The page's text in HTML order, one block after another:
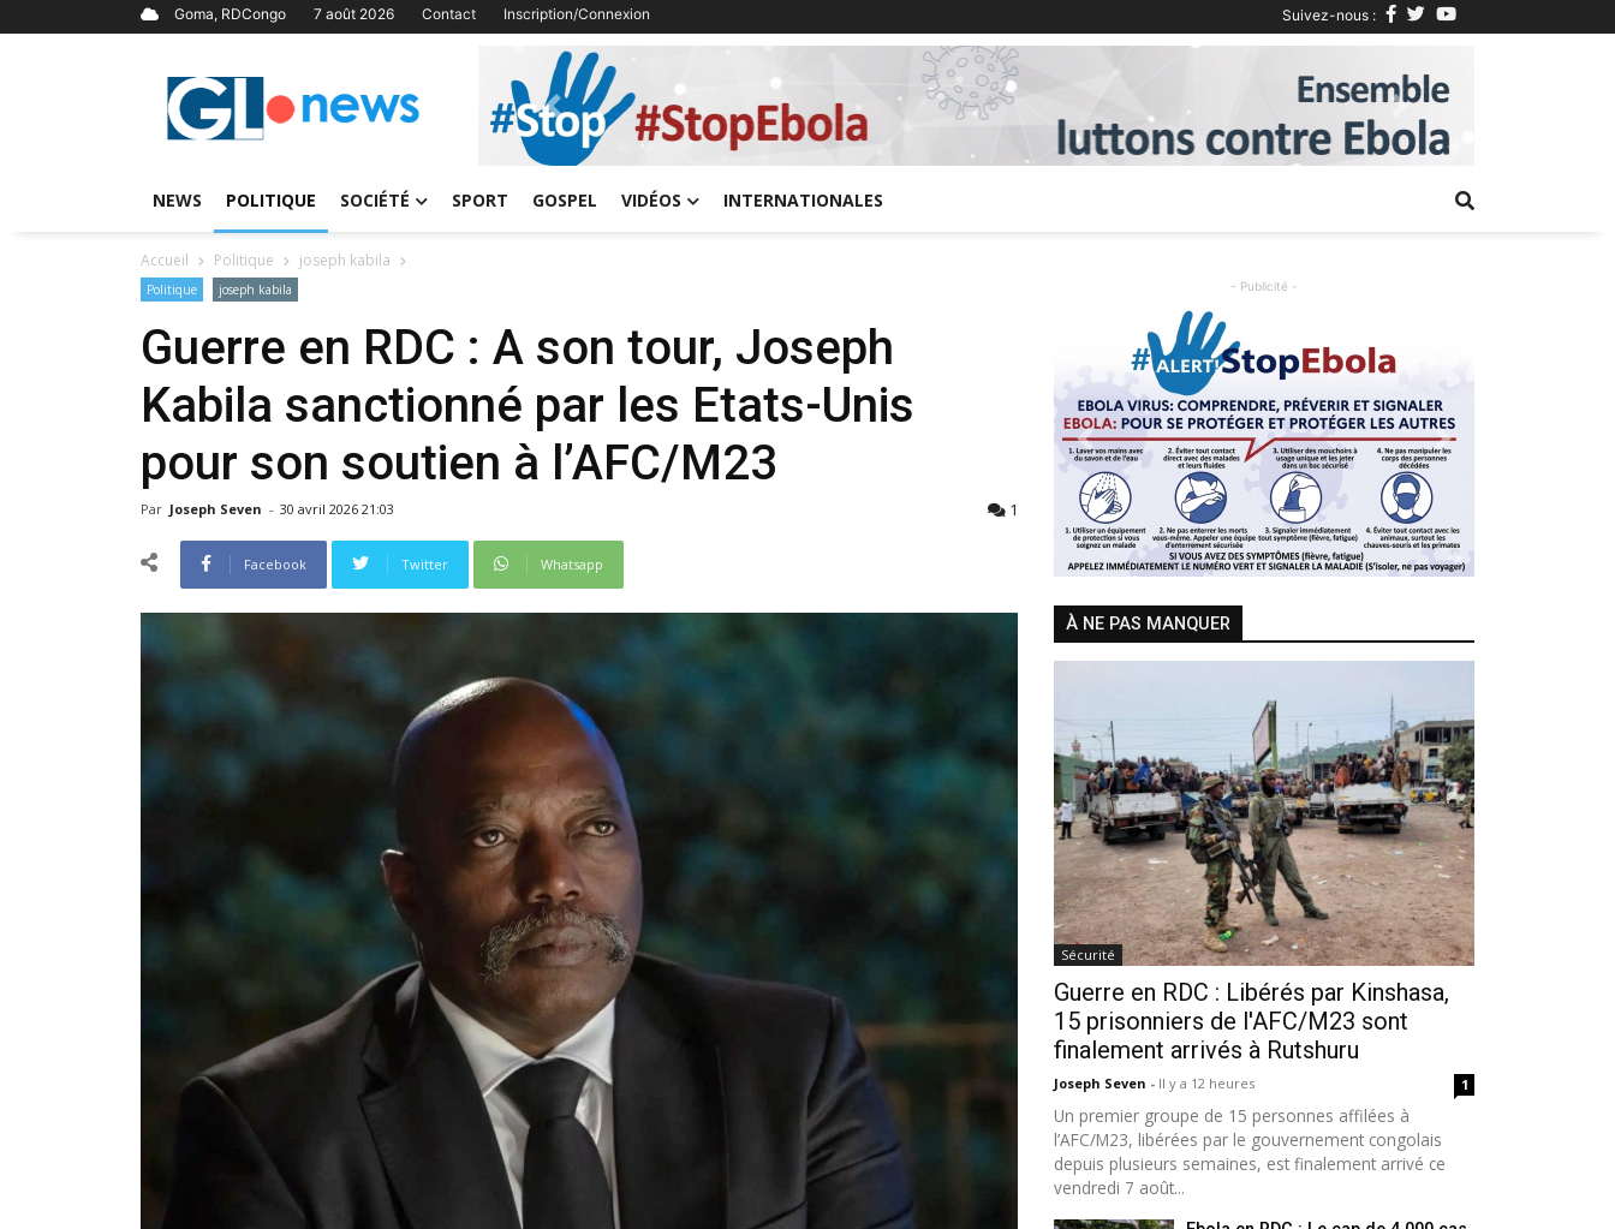
Goma, RDCongo 7 août 2026 Contact Inscription/Connexion Suivez-nous :
Previous Next
NEWS POLITIQUE SOCIÉTÉ SPORT GOSPEL VIDÉOS INTERNATIONALES
Accueil Politique joseph kabila
Politique joseph kabila
Guerre en RDC : A son tour, Joseph
Kabila sanctionné par les Etats-Unis
pour son soutien à l’AFC/M23
Par Joseph Seven - 30 avril 2026 21:03 1
Facebook Twitter Whatsapp
- Publicité -
Previous Next
À NE PAS MANQUER
Sécurité
Guerre en RDC : Libérés par Kinshasa,
15 prisonniers de l'AFC/M23 sont
finalement arrivés à Rutshuru
Joseph Seven - Il y a 12 heures 1
Un premier groupe de 15 personnes affilées à
l’AFC/M23, libérées par le gouvernement congolais
depuis plusieurs semaines, est finalement arrivé ce
vendredi 7 août...